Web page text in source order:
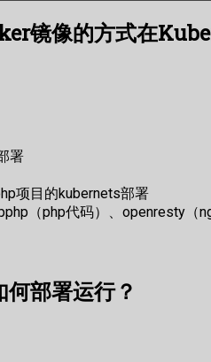
镜像的方式在
署
项目的kubernets部署
（php代码）、openresty（
部署运行？